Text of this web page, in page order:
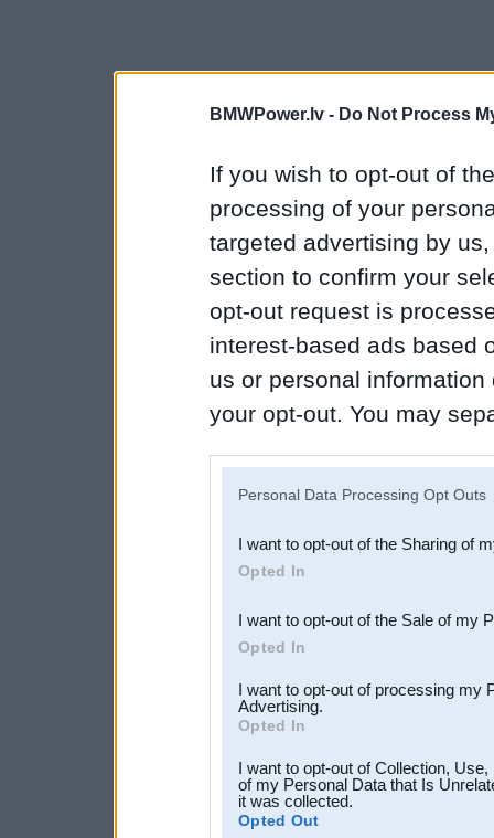
BMWPower.lv - Do Not Process
If you wish to opt-out of
processing of your
targeted advertising by
section to confirm your
opt-out request is
interest-based ads based
us or personal
your opt-out. You may
Downstream Participants
third parties.
Personal Data Processing Opt Outs
I want to opt-out of the Sharing of
Opted In
I want to opt-out of the Sale of my
Opted In
I want to opt-out of processing my
Advertising.
Opted In
I want to opt-out of Collection,
of my Personal Data that Is
it was collected.
Opted Out